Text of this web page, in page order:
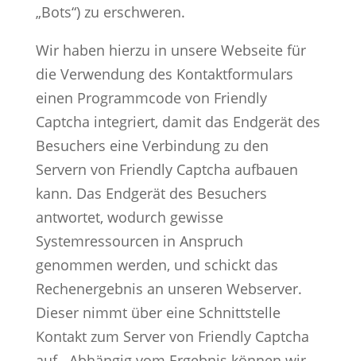
„Bots“) zu erschweren.
Wir haben hierzu in unsere Webseite für
die Verwendung des Kontaktformulars
einen Programmcode von Friendly
Captcha integriert, damit das Endgerät des
Besuchers eine Verbindung zu den
Servern von Friendly Captcha aufbauen
kann. Das Endgerät des Besuchers
antwortet, wodurch gewisse
Systemressourcen in Anspruch
genommen werden, und schickt das
Rechenergebnis an unseren Webserver.
Dieser nimmt über eine Schnittstelle
Kontakt zum Server von Friendly Captcha